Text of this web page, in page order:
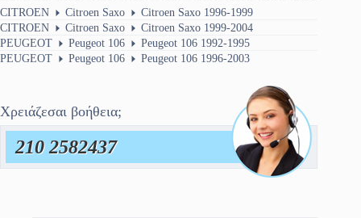
CITROEN Citroen Saxo
Citroen Saxo 1996-1999
CITROEN
Citroen Saxo
Citroen Saxo 1999-2004
PEUGEOT
Peugeot 106
Peugeot 106 1992-1995
PEUGEOT
Peugeot 106 Peugeot 106 1996-2003
Χρειάζεσαι βοήθεια;
210 2582437